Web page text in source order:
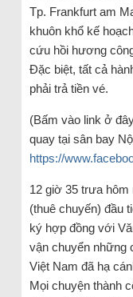
Tp. Frankfurt am
khuôn khổ kế
cứu hồi hương
Đặc biệt, tất cả
phải trả tiền vé.
(Bấm vào link ở
quay tại sân bay
https://
12 giờ 35 trưa
(thuê chuyến) đầu
ký hợp đồng với
vận chuyển những
Việt Nam đã hạ
Mọi chuyện thành